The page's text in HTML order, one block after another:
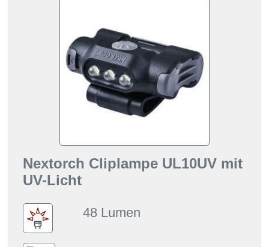
Nextorch Cliplampe UL10UV mit
UV-Licht
48 Lumen